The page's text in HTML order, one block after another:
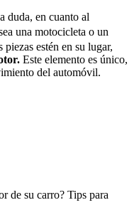
duda, en cuanto al
una motocicleta o un
estén en su lugar,
Este elemento es único,
del automóvil.
de su carro? Tips para